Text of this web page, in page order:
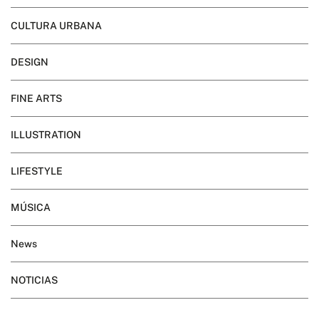
CULTURA URBANA
DESIGN
FINE ARTS
ILLUSTRATION
LIFESTYLE
MÚSICA
News
NOTICIAS